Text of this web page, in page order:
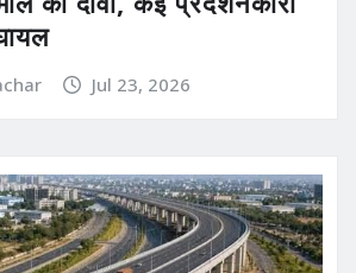
Jul 23, 2026